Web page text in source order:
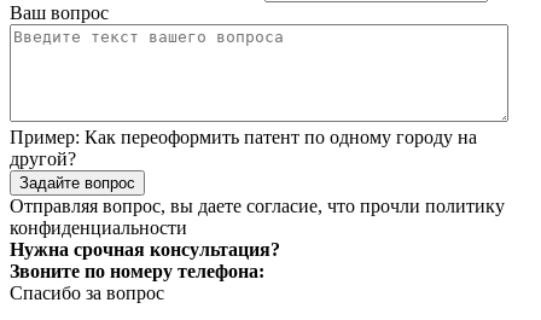
Ваш вопрос
Пример: Как переоформить патент по одному городу на
другой?
Задайте вопрос
Отправляя вопрос, вы даете согласие, что прочли политику
конфиденциальности
Нужна срочная консультация?
Звоните по номеру телефона:
Спасибо за вопрос